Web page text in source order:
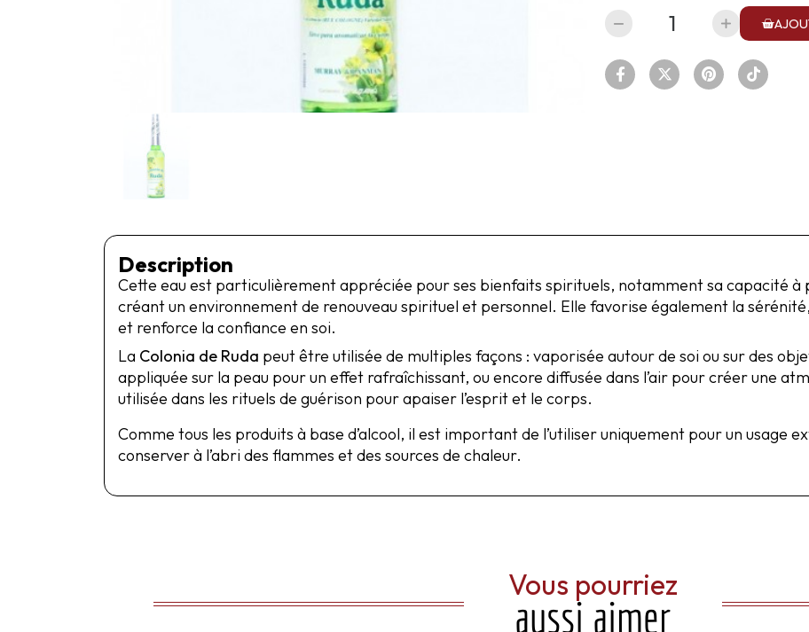
Description
Cette eau est particulièrement appréciée pour ses bienfaits spirituels, notamment sa capacité à
créant un environnement de renouveau spirituel et personnel. Elle favorise également la
et renforce la confiance en soi.
La Colonia de Ruda peut être utilisée de multiples façons : vaporisée autour de soi ou sur des
appliquée sur la peau pour un effet rafraîchissant, ou encore diffusée dans l’air pour créer une
utilisée dans les rituels de guérison pour apaiser l’esprit et le corps.
Comme tous les produits à base d’alcool, il est important de l’utiliser uniquement pour un usage
conserver à l’abri des flammes et des sources de chaleur.
Vous pourriez
aussi aimer